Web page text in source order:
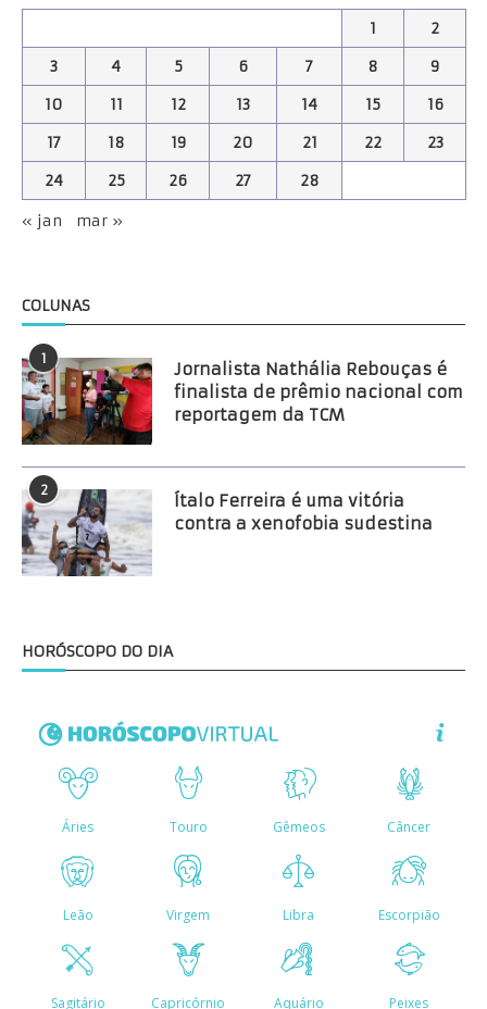
1
2
3
4 5 6 7 8
9
10
11 12 13 14 15
16
17
18 19 20 21 22
23
24
25 26 27 28
« jan mar »
COLUNAS
1
Jornalista Nathália Rebouças é
finalista de prêmio nacional com
reportagem da TCM
2
Ítalo Ferreira é uma vitória
contra a xenofobia sudestina
HORÓSCOPO DO DIA